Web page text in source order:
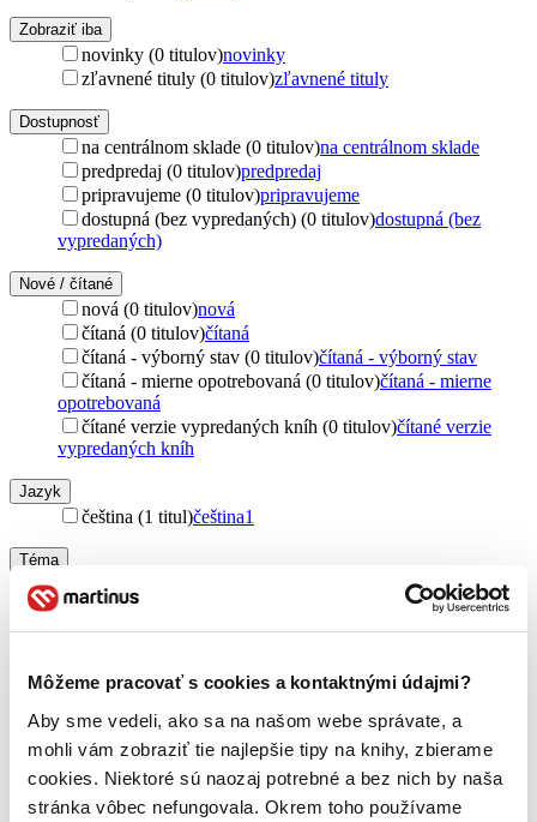
Môžeme pracovať s cookies a kontaktnými údajmi?
Aby sme vedeli, ako sa na našom webe správate, a
mohli vám zobraziť tie najlepšie tipy na knihy, zbierame
cookies. Niektoré sú naozaj potrebné a bez nich by naša
stránka vôbec nefungovala. Okrem toho používame
Zobraziť iba
novinky (0 titulov)novinky
zľavnené tituly (0 titulov)zľavnené tituly
Dostupnosť
na centrálnom sklade (0 titulov)na centrálnom sklade
predpredaj (0 titulov)predpredaj
pripravujeme (0 titulov)pripravujeme
dostupná (bez vypredaných) (0 titulov)dostupná (bez
vypredaných)
Nové / čítané
nová (0 titulov)nová
čítaná (0 titulov)čítaná
čítaná - výborný stav (0 titulov)čítaná - výborný stav
čítaná - mierne opotrebovaná (0 titulov)čítaná - mierne
opotrebovaná
čítané verzie vypredaných kníh (0 titulov)čítané verzie
vypredaných kníh
Jazyk
čeština (1 titul)čeština1
Téma
karma (1 titul)
spiritualita (1 titul)
Franesa (1 titul) Franesa1
Väzba
brožovaná väzba (1 titul)brožovaná väzba1
Zúžiť výber